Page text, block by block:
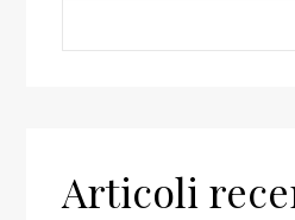
Articoli